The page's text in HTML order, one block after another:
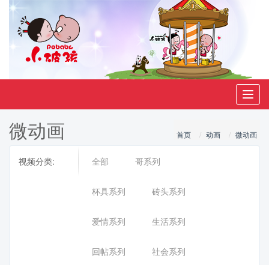
微动画 首页 动画 微动画
视频分类: 全部 哥系列
杯具系列 砖头系列
爱情系列 生活系列
回帖系列 社会系列